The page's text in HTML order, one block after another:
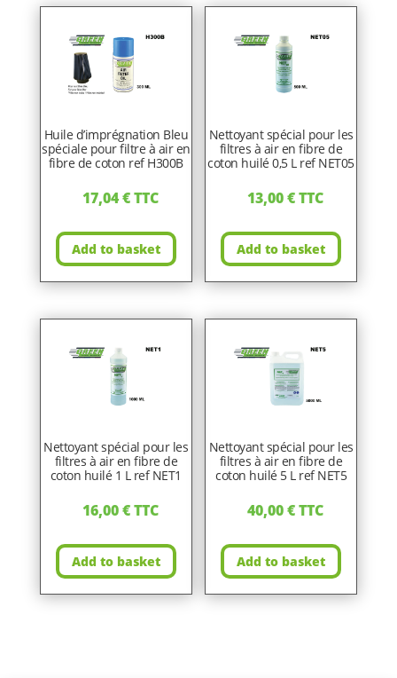
Huile d’imprégnation Bleu
spéciale pour filtre à air en
fibre de coton ref H300B
17,04€TTC
Add to basket
Nettoyant spécial pour les
filtres à air en fibre de
coton huilé 0,5 L ref NET05
13,00€TTC
Add to basket
Nettoyant spécial pour les
filtres à air en fibre de
coton huilé 1 L ref NET1
16,00€TTC
Add to basket
Nettoyant spécial pour les
filtres à air en fibre de
coton huilé 5 L ref NET5
40,00€TTC
Add to basket